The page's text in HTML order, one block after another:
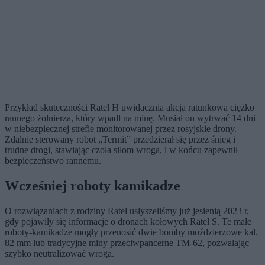
Przykład skuteczności Ratel H uwidacznia akcja ratunkowa ciężko
rannego żołnierza, który wpadł na minę. Musiał on wytrwać 14 dni
w niebezpiecznej strefie monitorowanej przez rosyjskie drony.
Zdalnie sterowany robot „Termit” przedzierał się przez śnieg i
trudne drogi, stawiając czoła siłom wroga, i w końcu zapewnił
bezpieczeństwo rannemu.
Wcześniej roboty kamikadze
O rozwiązaniach z rodziny Ratel usłyszeliśmy już jesienią 2023 r,
gdy pojawiły się informacje o dronach kołowych Ratel S. Te małe
roboty-kamikadze mogły przenosić dwie bomby moździerzowe kal.
82 mm lub tradycyjne miny przeciwpancerne TM-62, pozwalając
szybko neutralizować wroga.